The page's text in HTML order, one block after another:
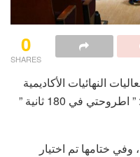
0
SHARES
النهائيات الأكاديمية
من المسابقة الدولية في نسختها 11 : ” اطروحتي في 180 ثانية ”
، وفي ختامها تم اختيار